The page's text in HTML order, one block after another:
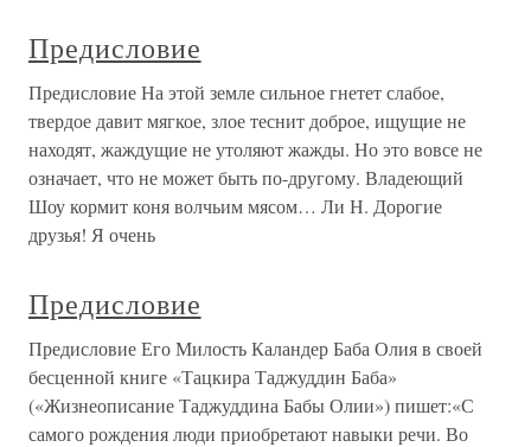
Предисловие
Предисловие На этой земле сильное гнетет слабое,
твердое давит мягкое, злое теснит доброе, ищущие не
находят, жаждущие не утоляют жажды. Но это вовсе не
означает, что не может быть по-другому. Владеющий
Шоу кормит коня волчьим мясом… Ли Н. Дорогие
друзья! Я очень
Предисловие
Предисловие Его Милость Каландер Баба Олия в своей
бесценной книге «Тацкира Таджуддин Баба»
(«Жизнеописание Таджуддина Бабы Олии») пишет:«С
самого рождения люди приобретают навыки речи. Во